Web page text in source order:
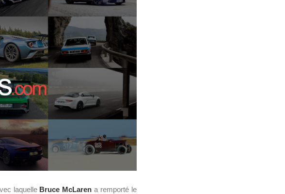
laquelle Bruce McLaren a remporté le